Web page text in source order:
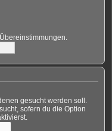
gesucht werden soll.
sofern du die Option